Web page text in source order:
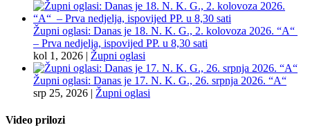
Župni oglasi: Danas je 18. N. K. G., 2. kolovoza 2026. “A“
– Prva nedjelja, ispovijed PP. u 8,30 sati
kol 1, 2026 | Župni oglasi
Župni oglasi: Danas je 17. N. K. G., 26. srpnja 2026. “A“
srp 25, 2026 | Župni oglasi
Video prilozi